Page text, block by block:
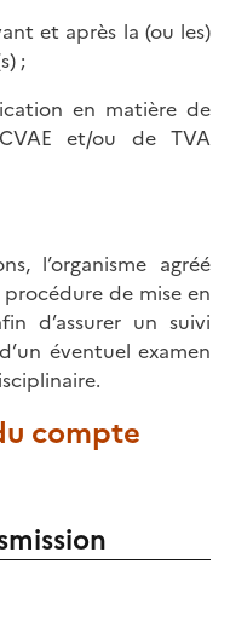
et après la (ou les)
;
en matière de
et/ou de TVA
l’organisme agréé
de mise en
d’assurer un suivi
éventuel examen
compte